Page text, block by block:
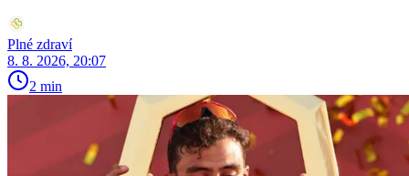
Plné zdraví
8. 8. 2026, 20:07
2 min